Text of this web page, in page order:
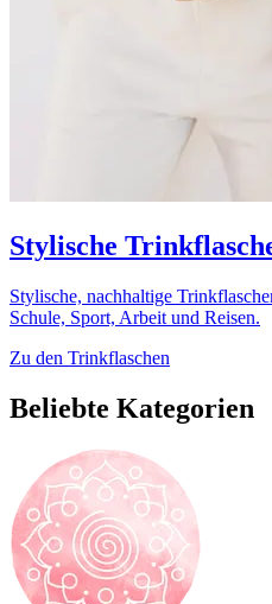
Stylische
Stylische, nachhaltige
Schule, Sport, Arbeit und Reisen.
Zu den Trinkflaschen
Beliebte Kategorien